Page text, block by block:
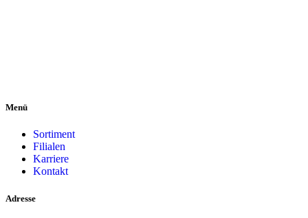
Menü
Sortiment
Filialen
Karriere
Kontakt
Adresse